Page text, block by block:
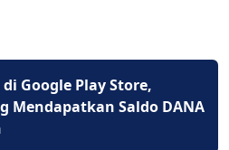
Google Play Store,
Mendapatkan Saldo DANA